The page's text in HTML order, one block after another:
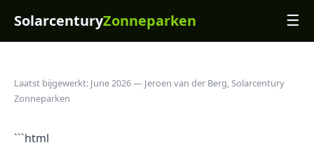
SolarcenturyZonneparken ☰
Laatst bijgewerkt: June 2026 — Jeroen van der Berg, Solarcentury
Zonneparken
```html